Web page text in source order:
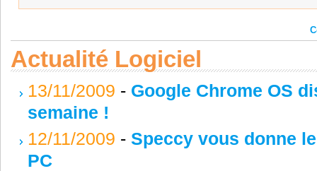
Actualité Logiciel
13/11/2009 - Google Chrome OS
semaine !
12/11/2009 - Speccy vous donne
PC